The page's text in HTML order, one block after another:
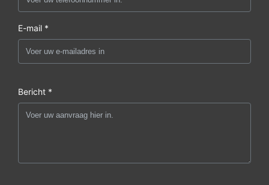
E-mail *
Bericht *